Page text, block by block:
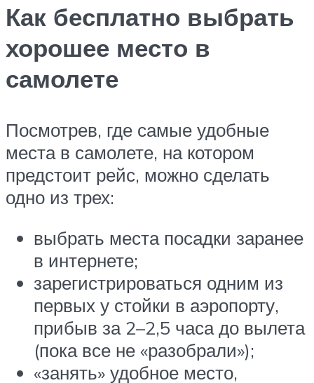
Как бесплатно выбрать
хорошее место в
самолете
Посмотрев, где самые удобные
места в самолете, на котором
предстоит рейс, можно сделать
одно из трех:
выбрать места посадки заранее
в интернете;
зарегистрироваться одним из
первых у стойки в аэропорту,
прибыв за 2–2,5 часа до вылета
(пока все не «разобрали»);
«занять» удобное место,